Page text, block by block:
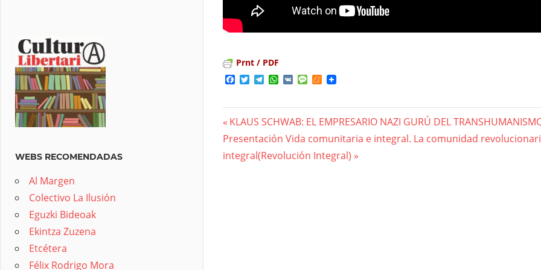
Prnt / PDF
Facebook
TwitterTelegram
WhatsApp
VK MessageMeneame
Navegación
de
Previous
Post:
KLAUS SCHWAB: EL EMPRESARIO NAZI GURÚ DEL
Next
Post:
Presentación Vida comunitaria e integral. La comunidad
integral(Revolución Integral)
WEBS RECOMENDADAS
Al Margen
Colectivo La Ilusión
Eguzki Bideoak
Ekintza Zuzena
Etcétera
Félix Rodrigo Mora